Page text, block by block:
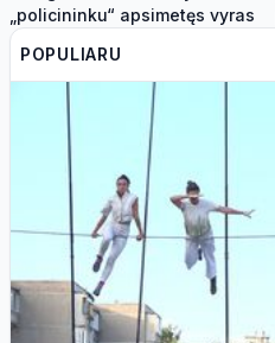
„policininku“ apsimetęs vyras
POPULIARU